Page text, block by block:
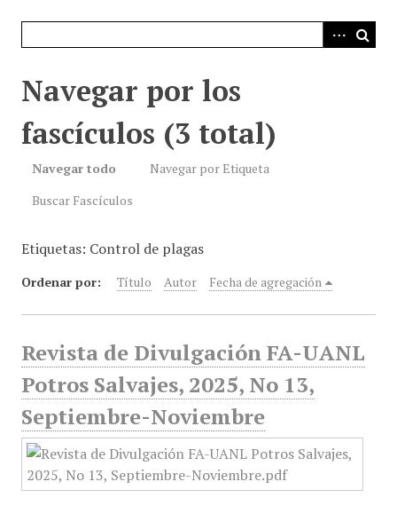
Navegar por los
fascículos (3 total)
Navegar todo
Navegar por Etiqueta
Buscar Fascículos
Etiquetas: Control de plagas
Ordenar por: Título Autor Fecha de agregación
Revista de Divulgación FA-UANL
Potros Salvajes, 2025, No 13,
Septiembre-Noviembre